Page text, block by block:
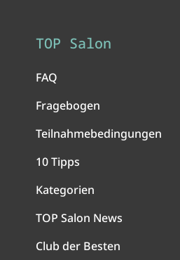
TOP Salon
FAQ
Fragebogen
Teilnahmebedingungen
10 Tipps
Kategorien
TOP Salon News
Club der Besten